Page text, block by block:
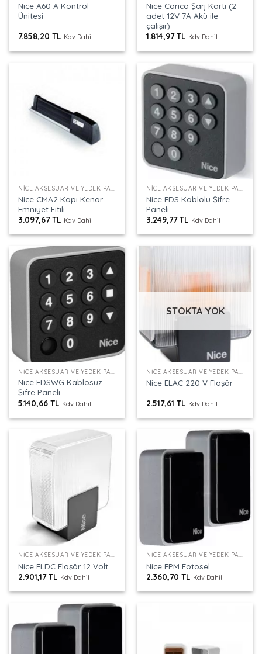
Nice A60 A Kontrol
Ünitesi
7.858,20TL Kdv Dahil
Nice Carica Şarj Kartı (2
adet 12V 7A Akü ile
çalışır)
1.814,97TL Kdv Dahil
NICE AKSESUAR VE YEDEK PARÇALAR
Nice CMA2 Kapı Kenar
Emniyet Fitili
3.097,67TL Kdv Dahil
NICE AKSESUAR VE YEDEK PARÇALAR
Nice EDS Kablolu Şifre
Paneli
3.249,77TL Kdv Dahil
NICE AKSESUAR VE YEDEK PARÇALAR
Nice EDSWG Kablosuz
Şifre Paneli
5.140,66TL Kdv Dahil
STOKTA YOK
NICE AKSESUAR VE YEDEK PARÇALAR
Nice ELAC 220 V Flaşör
2.517,61TL Kdv Dahil
NICE AKSESUAR VE YEDEK PARÇALAR
Nice ELDC Flaşör 12 Volt
2.901,17TL Kdv Dahil
NICE AKSESUAR VE YEDEK PARÇALAR
Nice EPM Fotosel
2.360,70TL Kdv Dahil